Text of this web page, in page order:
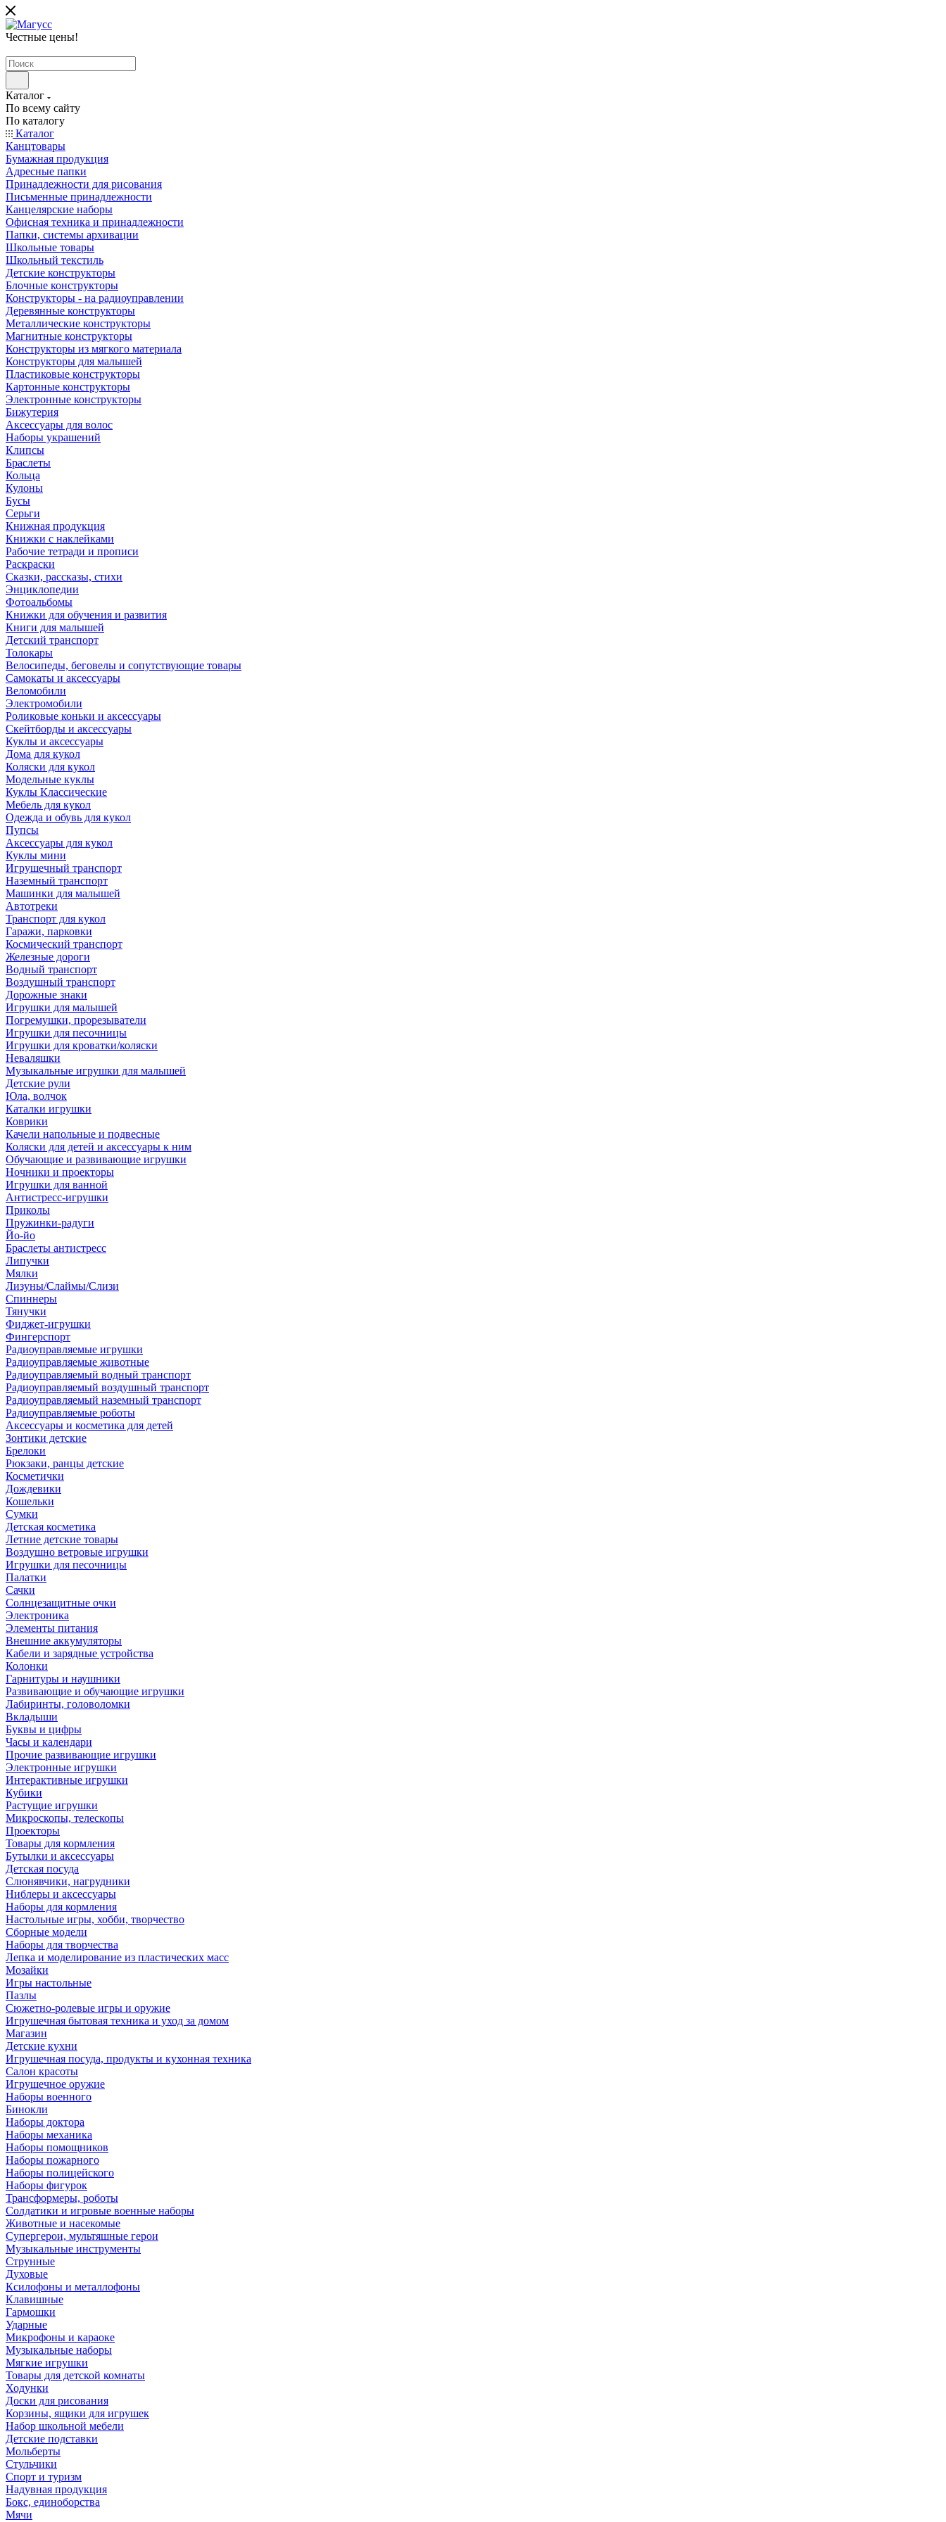
Честные цены!
Каталог
По всему сайту
По каталогу
Каталог
Канцтовары
Бумажная продукция
Адресные папки
Принадлежности для рисования
Письменные принадлежности
Канцелярские наборы
Офисная техника и принадлежности
Папки, системы архивации
Школьные товары
Школьный текстиль
Детские конструкторы
Блочные конструкторы
Конструкторы - на радиоуправлении
Деревянные конструкторы
Металлические конструкторы
Магнитные конструкторы
Конструкторы из мягкого материала
Конструкторы для малышей
Пластиковые конструкторы
Картонные конструкторы
Электронные конструкторы
Бижутерия
Аксессуары для волос
Наборы украшений
Клипсы
Браслеты
Кольца
Кулоны
Бусы
Серьги
Книжная продукция
Книжки с наклейками
Рабочие тетради и прописи
Раскраски
Сказки, рассказы, стихи
Энциклопедии
Фотоальбомы
Книжки для обучения и развития
Книги для малышей
Детский транспорт
Толокары
Велосипеды, беговелы и сопутствующие товары
Самокаты и аксессуары
Веломобили
Электромобили
Роликовые коньки и аксессуары
Скейтборды и аксессуары
Куклы и аксессуары
Дома для кукол
Коляски для кукол
Модельные куклы
Куклы Классические
Мебель для кукол
Одежда и обувь для кукол
Пупсы
Аксессуары для кукол
Куклы мини
Игрушечный транспорт
Наземный транспорт
Машинки для малышей
Автотреки
Транспорт для кукол
Гаражи, парковки
Космический транспорт
Железные дороги
Водный транспорт
Воздушный транспорт
Дорожные знаки
Игрушки для малышей
Погремушки, прорезыватели
Игрушки для песочницы
Игрушки для кроватки/коляски
Неваляшки
Музыкальные игрушки для малышей
Детские рули
Юла, волчок
Каталки игрушки
Коврики
Качели напольные и подвесные
Коляски для детей и аксессуары к ним
Обучающие и развивающие игрушки
Ночники и проекторы
Игрушки для ванной
Антистресс-игрушки
Приколы
Пружинки-радуги
Йо-йо
Браслеты антистресс
Липучки
Мялки
Лизуны/Слаймы/Слизи
Спиннеры
Тянучки
Фиджет-игрушки
Фингерспорт
Радиоуправляемые игрушки
Радиоуправляемые животные
Радиоуправляемый водный транспорт
Радиоуправляемый воздушный транспорт
Радиоуправляемый наземный транспорт
Радиоуправляемые роботы
Аксессуары и косметика для детей
Зонтики детские
Брелоки
Рюкзаки, ранцы детские
Косметички
Дождевики
Кошельки
Сумки
Детская косметика
Летние детские товары
Воздушно ветровые игрушки
Игрушки для песочницы
Палатки
Сачки
Солнцезащитные очки
Электроника
Элементы питания
Внешние аккумуляторы
Кабели и зарядные устройства
Колонки
Гарнитуры и наушники
Развивающие и обучающие игрушки
Лабиринты, головоломки
Вкладыши
Буквы и цифры
Часы и календари
Прочие развивающие игрушки
Электронные игрушки
Интерактивные игрушки
Кубики
Растущие игрушки
Микроскопы, телескопы
Проекторы
Товары для кормления
Бутылки и аксессуары
Детская посуда
Слюнявчики, нагрудники
Ниблеры и аксессуары
Наборы для кормления
Настольные игры, хобби, творчество
Сборные модели
Наборы для творчества
Лепка и моделирование из пластических масс
Мозайки
Игры настольные
Пазлы
Сюжетно-ролевые игры и оружие
Игрушечная бытовая техника и уход за домом
Магазин
Детские кухни
Игрушечная посуда, продукты и кухонная техника
Салон красоты
Игрушечное оружие
Наборы военного
Бинокли
Наборы доктора
Наборы механика
Наборы помощников
Наборы пожарного
Наборы полицейского
Наборы фигурок
Трансформеры, роботы
Солдатики и игровые военные наборы
Животные и насекомые
Супергерои, мультяшные герои
Музыкальные инструменты
Струнные
Духовые
Ксилофоны и металлофоны
Клавишные
Гармошки
Ударные
Микрофоны и караоке
Музыкальные наборы
Мягкие игрушки
Товары для детской комнаты
Ходунки
Доски для рисования
Корзины, ящики для игрушек
Набор школьной мебели
Детские подставки
Мольберты
Стульчики
Спорт и туризм
Надувная продукция
Бокс, единоборства
Мячи